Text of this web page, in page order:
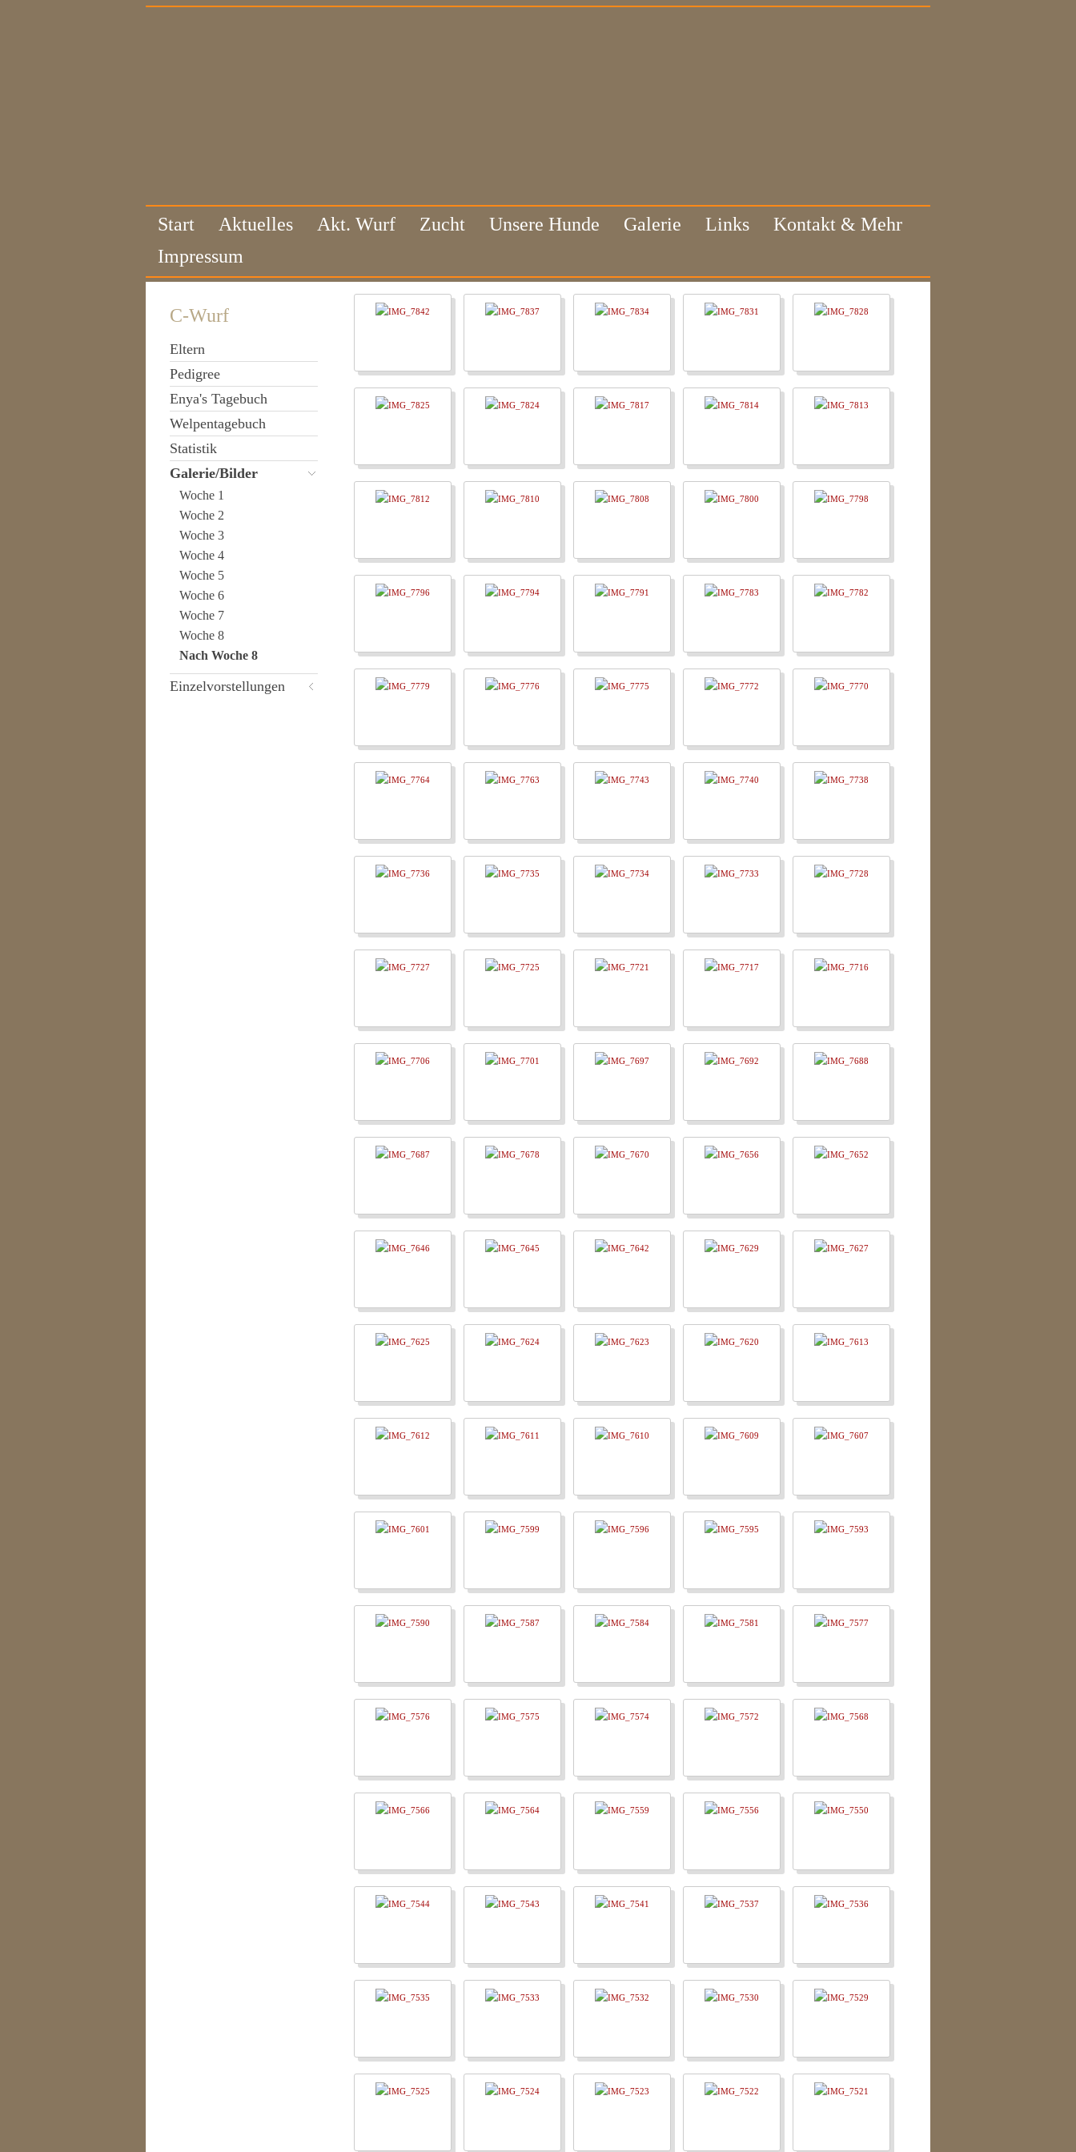
Start Aktuelles Akt. Wurf Zucht Unsere Hunde Galerie Links
Kontakt & Mehr
Impressum
C-Wurf
Eltern
Pedigree
Enya's Tagebuch
Welpentagebuch
Statistik
Galerie/Bilder
Woche 1
Woche 2
Woche 3
Woche 4
Woche 5
Woche 6
Woche 7
Woche 8
Nach Woche 8
Einzelvorstellungen